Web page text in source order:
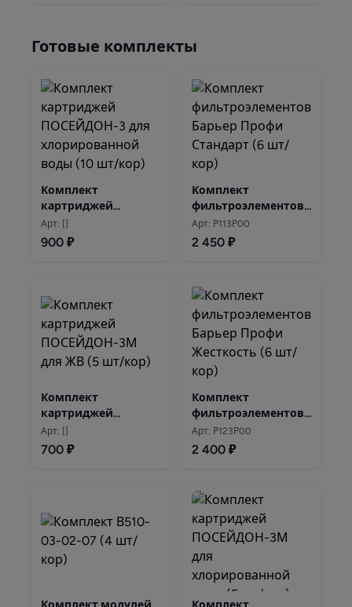
Готовые комплекты
Комплект
картриджей
ПОСЕЙДОН-3 для
хлорированной
Арт: []
900 ₽
Комплект
фильтроэлементов
Барьер Профи
Стандарт
Арт: Р113Р00
2 450 ₽
Комплект
картриджей
ПОСЕЙДОН-3М для
жесткой воды
Арт: []
700 ₽
Комплект
фильтроэлементов
Барьер Профи
Жесткость
Арт: Р123Р00
2 400 ₽